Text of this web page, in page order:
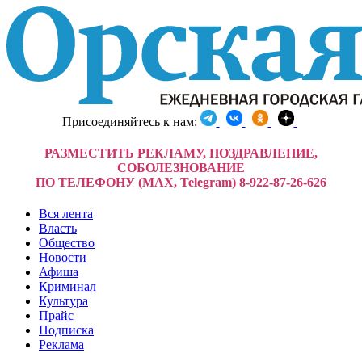
Присоединяйтесь к нам:
РАЗМЕСТИТЬ РЕКЛАМУ, ПОЗДРАВЛЕНИЕ,
СОБОЛЕЗНОВАНИЕ
ПО ТЕЛЕФОНУ (MAX, Telegram) 8-922-87-26-626
Вся лента
Власть
Общество
Новости
Афиша
Криминал
Культура
Прайс
Подписка
Реклама